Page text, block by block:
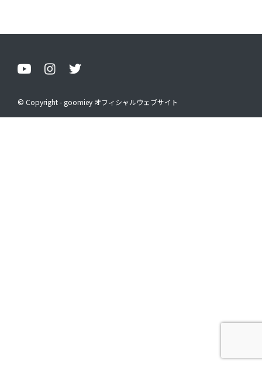
© Copyright - goomiey オフィシャルウェブサイト